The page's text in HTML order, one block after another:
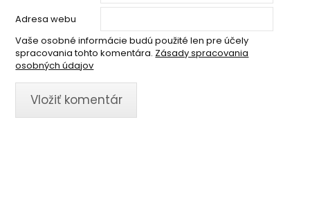
Adresa webu
Vaše osobné informácie budú použité len pre účely
spracovania tohto komentára. Zásady spracovania
osobných údajov